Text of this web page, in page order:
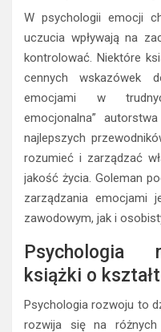
W psychologii emocji
uczucia wpływają na
kontrolować. Niektóre
cennych wskazówek
emocjami w
emocjonalna”
najlepszych
rozumieć i zarządzać
jakość życia. Goleman
zarządzania emocjami
zawodowym, jak i
Psychologia
książki o
Psychologia rozwoju to
rozwija się na